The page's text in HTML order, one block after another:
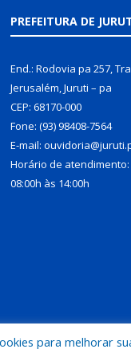
PREFEITURA DE
End.: Rodovia pa 257,
Jerusalém, Juruti – pa
CEP: 68170-000
Fone: (93) 98408-7564
E-mail:
Horário de
08:00h às 14:00h
para melhorar